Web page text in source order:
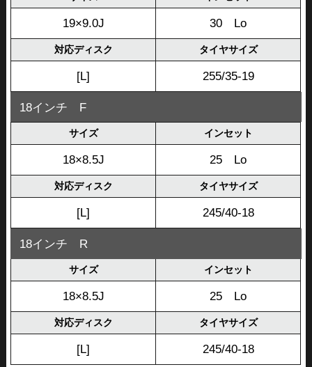
19×9.0J 30 Lo
対応ディスク タイヤサイズ
[L] 255/35-19
18インチ F
サイズ インセット
18×8.5J 25 Lo
対応ディスク タイヤサイズ
[L] 245/40-18
18インチ R
サイズ インセット
18×8.5J 25 Lo
対応ディスク タイヤサイズ
[L] 245/40-18